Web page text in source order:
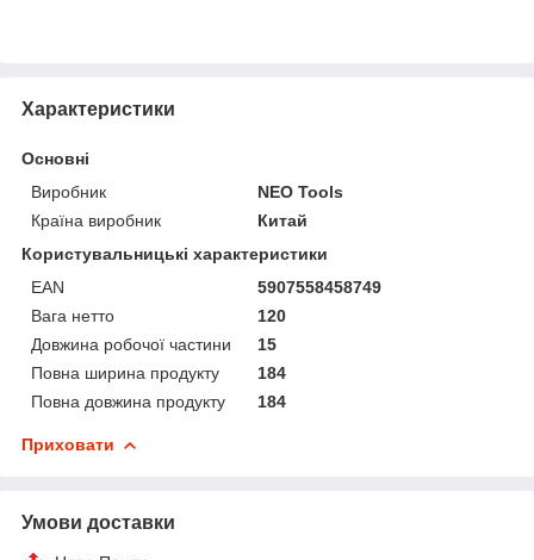
Характеристики
Основні
Виробник
NEO Tools
Країна виробник
Китай
Користувальницькі характеристики
EAN
5907558458749
Вага нетто
120
Довжина робочої частини
15
Повна ширина продукту
184
Повна довжина продукту
184
Приховати
Умови доставки